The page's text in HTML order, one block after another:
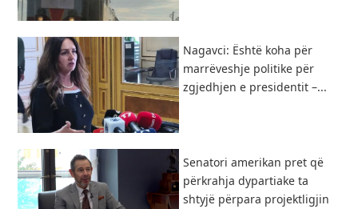
Nagavci: Është koha për
marrëveshje politike për
zgjedhjen e presidentit –...
Senatori amerikan pret që
përkrahja dypartiake ta
shtyjë përpara projektligjin